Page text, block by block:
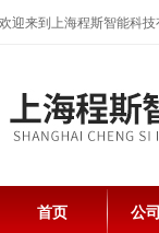
欢迎来到上海程斯智能科技
首页 公